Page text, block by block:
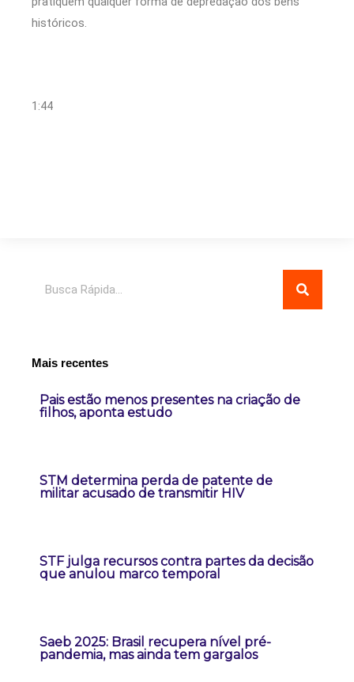
históricos.
1:44
Mais recentes
Pais estão menos presentes na criação de
filhos, aponta estudo
STM determina perda de patente de
militar acusado de transmitir HIV
STF julga recursos contra partes da decisão
que anulou marco temporal
Saeb 2025: Brasil recupera nível pré-
pandemia, mas ainda tem gargalos